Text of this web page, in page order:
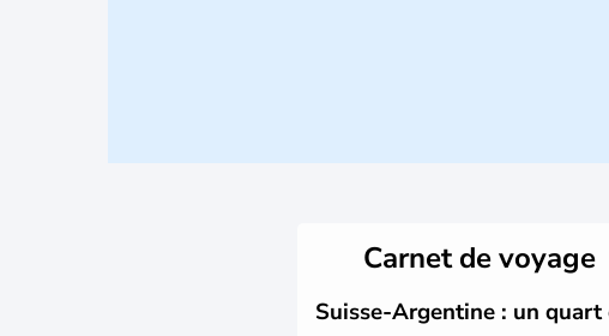
Carnet de voyage
Suisse-Argentine : un